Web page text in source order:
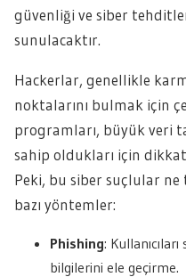
güvenliği ve siber
sunulacaktır.
Hackerlar, genellikle
noktalarını bulmak için
programları, büyük veri
sahip oldukları için
Peki, bu siber suçlular
bazı yöntemler:
Phishing:
bilgilerini ele geçirme.